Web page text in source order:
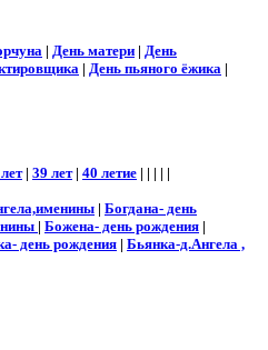
| День матери | День
| День пьяного ёжика |
| 39 лет| 40 летие | | | | |
| Богдана- день
| Божена- день рождения |
день рождения | Бьянка-д.Ангела ,